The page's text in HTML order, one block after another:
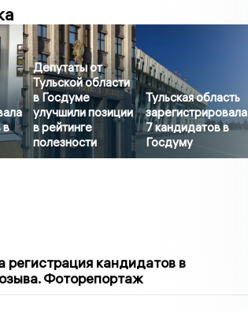
в
Депутаты от
Тульской области
в Госдуме
улучшили позиции
в рейтинге
полезности
Тульская область
зарегистрировала
7 кандидатов в
Госдуму
регистрация кандидатов в
Фоторепортаж